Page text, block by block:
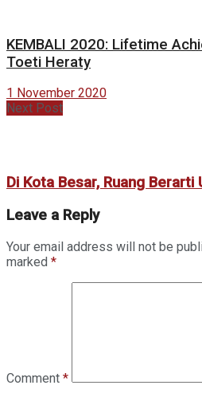
KEMBALI 2020: Lifetime
Toeti Heraty
1 November 2020
Next Post
Di Kota Besar, Ruang Berarti
Leave a Reply
Your email address will not be
marked *
Comment *